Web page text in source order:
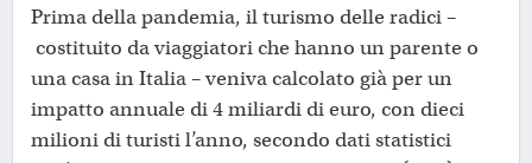
Prima della pandemia, il turismo delle radici –
costituito da viaggiatori che hanno un parente o
una casa in Italia – veniva calcolato già per un
impatto annuale di 4 miliardi di euro, con dieci
milioni di turisti l’anno, secondo dati statistici